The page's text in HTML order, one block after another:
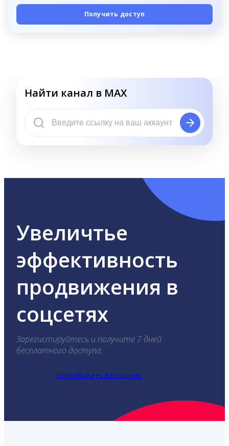
Получить доступ
Найти канал в MAX
Увеличтье
эффективность
продвижения в
соцсетях
Зарегистируйтесь и получите 7 дней
бесплатного доступа.
Попробовать бесплатно